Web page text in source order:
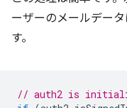
ーザーのメールデー
す。
// auth2 is